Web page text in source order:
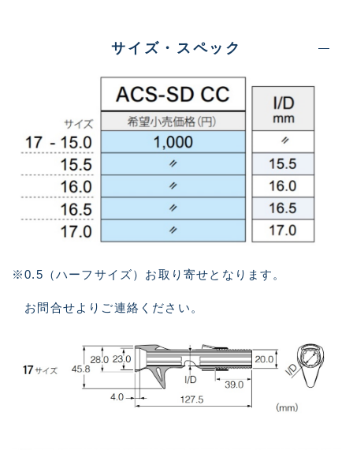
サイズ・スペック
※0.5（ハーフサイズ）お取り寄せとなります。
お問合せよりご連絡ください。